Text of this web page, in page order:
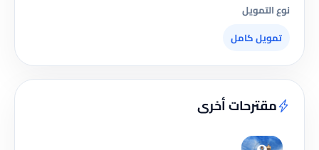
نوع التمويل
تمويل كامل
مقترحات أخرى